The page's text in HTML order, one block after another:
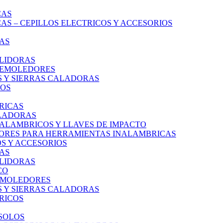
– CEPILLOS ELECTRICOS Y ACCESORIOS
Y SIERRAS CALADORAS
Y LLAVES DE IMPACTO
PARA HERRAMIENTAS INALAMBRICAS
Y ACCESORIOS
Y SIERRAS CALADORAS